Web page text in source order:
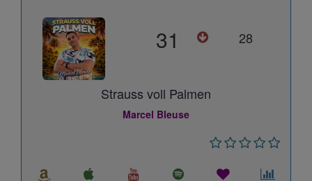
31 28
Strauss voll Palmen
Marcel Bleuse